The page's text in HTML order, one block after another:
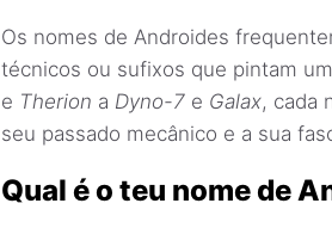
Os nomes de Androides
técnicos ou sufixos que pintam
e Therion a Dyno-7 e Galax, cada
seu passado mecânico e a sua
Qual é o teu nome de